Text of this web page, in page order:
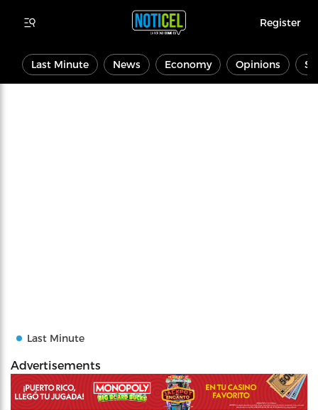
Register
Last Minute News Economy Opinions
Last Minute
Advertisements